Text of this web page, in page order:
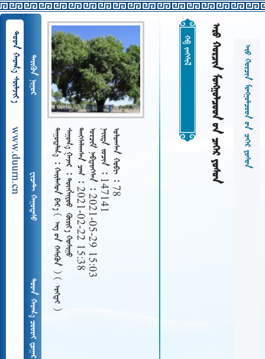
  
www.duurn.cn
 
 
   
 
ᠬᠠᠢᠢᠯᠠᠰᠤᠠ ᠪᠡᠷ᠎ᠠ    
  
    ᠬᠦᠷᠢᠶ᠎ᠠ ᠬᠤᠰᠢᠭᠤ   2021-02-22 15:38   2021-05-29 15:03   147141   78
          